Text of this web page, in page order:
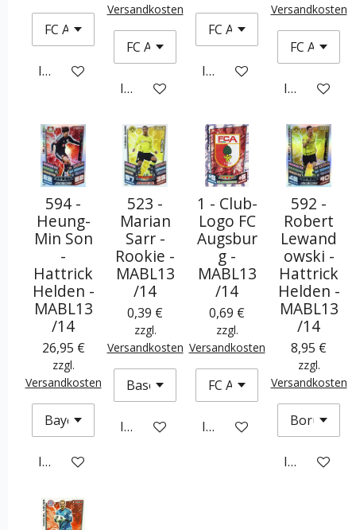
In den Warenkorb
Versandkosten
In den Warenkorb
In den Warenkorb
Versandkosten
In den
594 -
Heung-
Min Son
-
Hattrick
Helden -
MABL13
/14
26,95 €
zzgl.
Versandkosten
In den Warenkorb
523 -
Marian
Sarr -
Rookie -
MABL13
/14
0,39 €
zzgl.
Versandkosten
In den Warenkorb
1 - Club-
Logo FC
Augsbur
g -
MABL13
/14
0,69 €
zzgl.
Versandkosten
In den Warenkorb
592 -
Robert
Lewand
owski -
Hattrick
Helden -
MABL13
/14
8,95 €
zzgl.
Versandkosten
In den